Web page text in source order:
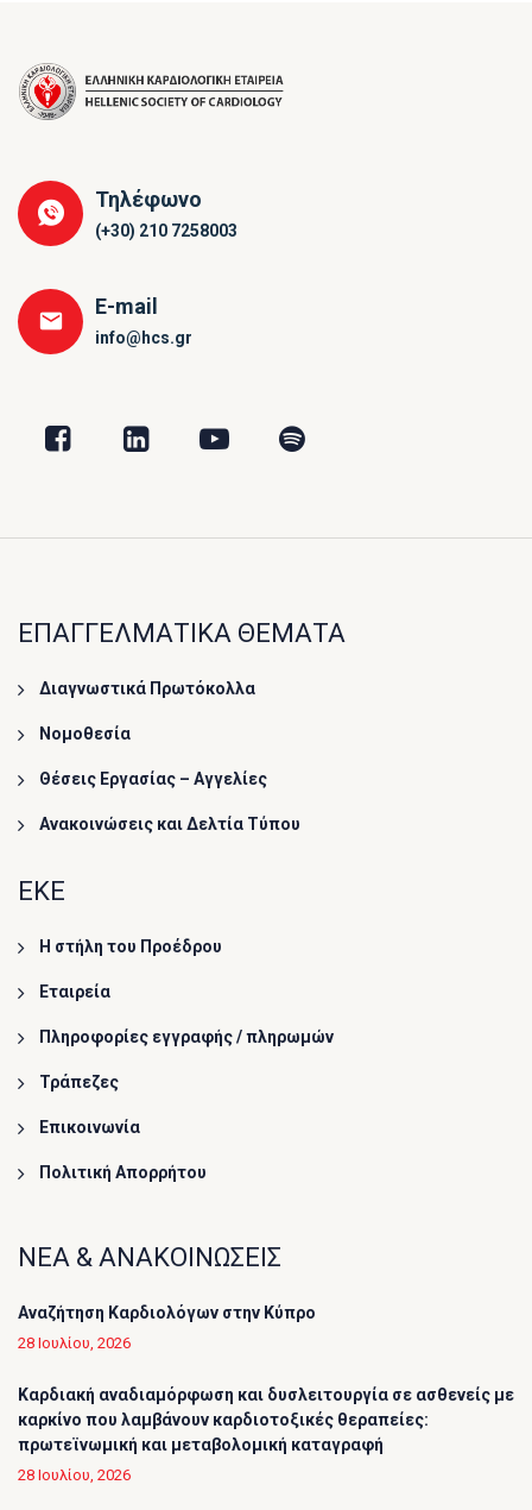
Τηλέφωνο
(+30) 210 7258003
E-mail
info@hcs.gr
ΕΠΑΓΓΕΛΜΑΤΙΚΑ ΘΕΜΑΤΑ
Διαγνωστικά Πρωτόκολλα
Νομοθεσία
Θέσεις Εργασίας – Αγγελίες
Ανακοινώσεις και Δελτία Τύπου
ΕΚΕ
Η στήλη του Προέδρου
Εταιρεία
Πληροφορίες εγγραφής / πληρωμών
Τράπεζες
Επικοινωνία
Πολιτική Απορρήτου
ΝΕΑ & ΑΝΑΚΟΙΝΩΣΕΙΣ
Αναζήτηση Καρδιολόγων στην Κύπρο
28 Ιουλίου, 2026
Καρδιακή αναδιαμόρφωση και δυσλειτουργία σε ασθενείς με
καρκίνο που λαμβάνουν καρδιοτοξικές θεραπείες:
πρωτεϊνωμική και μεταβολομική καταγραφή
28 Ιουλίου, 2026